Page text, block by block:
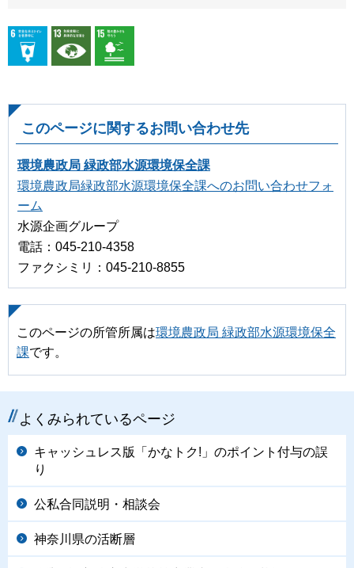
このページに関するお問い合わせ先
環境農政局 緑政部水源環境保全課
環境農政局緑政部水源環境保全課へのお問い合わせフォ
ーム
水源企画グループ
電話：045-210-4358
ファクシミリ：045-210-8855
このページの所管所属は環境農政局 緑政部水源環境保全
課です。
よくみられているページ
キャッシュレス版「かなトク!」のポイント付与の誤
り
公私合同説明・相談会
神奈川県の活断層